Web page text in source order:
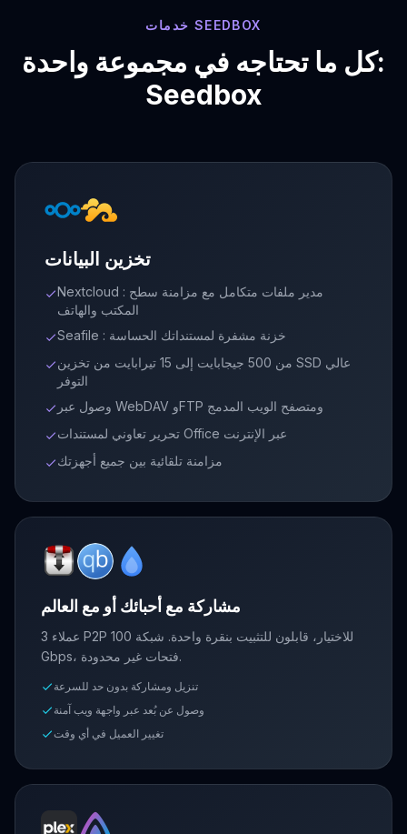
خدمات SEEDBOX
كل ما تحتاجه في مجموعة واحدة:
Seedbox
تخزين البيانات
checkNextcloud : مدير ملفات متكامل مع مزامنة سطح
المكتب والهاتف
check Seafile : خزنة مشفرة لمستنداتك الحساسة
check من 500 جيجابايت إلى 15 تيرابايت من تخزين SSD عالي
التوفر
check وصول عبر WebDAV وFTP ومتصفح الويب المدمج
check تحرير تعاوني لمستندات Office عبر الإنترنت
check مزامنة تلقائية بين جميع أجهزتك
مشاركة مع أحبائك أو مع العالم
3 عملاء P2P للاختيار، قابلون للتثبيت بنقرة واحدة. شبكة 100
Gbps، فتحات غير محدودة.
check تنزيل ومشاركة بدون حد للسرعة
check وصول عن بُعد عبر واجهة ويب آمنة
checkتغيير العميل في أي وقت